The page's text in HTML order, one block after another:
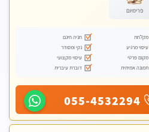
פרימיום
מקלחת
חניה חינם
עיסוי מרגיע
נקי ומסודר
מקום פרטי
עיסוי מקצועי
תמונה אמיתית
דוברת עיברית
055-4532294